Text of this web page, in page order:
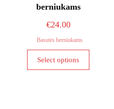
berniukams
€24.00
Basutės berniukams
Select options